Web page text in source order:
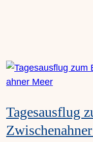
Tages­aus­flug